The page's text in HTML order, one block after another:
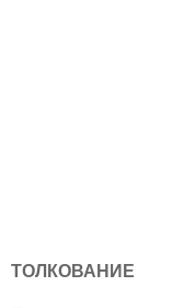
ТОЛКОВАНИЕ